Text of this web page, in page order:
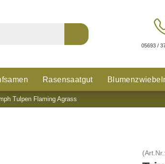
05693 /
Rasensaatgut
Tulpen Flaming Agrass